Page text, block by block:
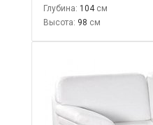
Глубина: 104
Высота: 98